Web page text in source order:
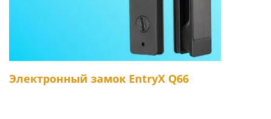
Электронный замок EntryX Q66